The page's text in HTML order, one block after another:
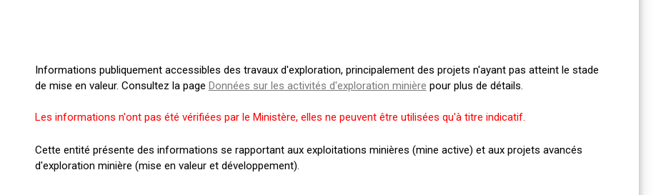
Informations publiquement accessibles des travaux d'exploration, principalement des projets n'ayant pas atteint le stade
de mise en valeur. Consultez la page Données sur les activités d'exploration minière pour plus de détails.
Les informations n'ont pas été vérifiées par le Ministère, elles ne peuvent être utilisées qu'à titre indicatif.
Cette entité présente des informations se rapportant aux exploitations minières (mine active) et aux projets avancés
d'exploration minière (mise en valeur et développement).